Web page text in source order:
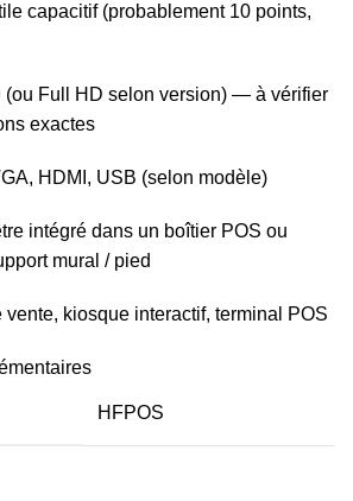
capacitif (probablement 10 points,
(ou Full HD selon version) — à vérifier
exactes
HDMI, USB (selon modèle)
intégré dans un boîtier POS ou
mural / pied
vente, kiosque interactif, terminal POS
HFPOS